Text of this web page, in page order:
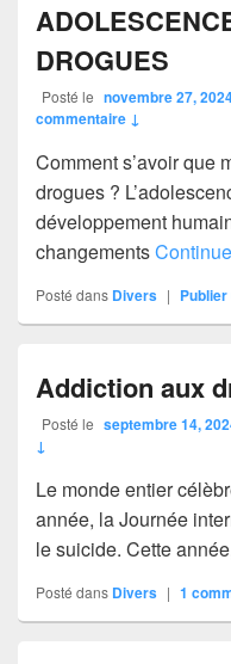
DROGUES
Posté le novembre 27,
commentaire ↓
Comment s’avoir que
drogues ?
développement
changements
Posté dans Divers |
Addiction aux
Posté le septembre 14,
↓
Le monde entier
année, la Journée
le suicide. Cette
Posté dans Divers | 1